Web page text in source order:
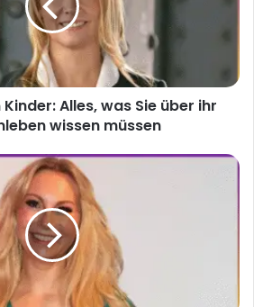
Alles, was Sie über ihr
wissen müssen